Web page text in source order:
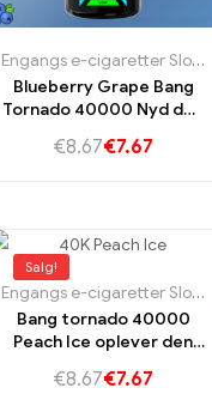
Engangs e-cigaretter Slovakiet
Blueberry Grape Bang
Tornado 40000 Nyd den
blåbær og druer
€8.67€7.67
Salg!
Engangs e-cigaretter Slovakiet
Bang tornado 40000
Peach Ice oplever den
ultimative
dampoplevelse
€8.67€7.67